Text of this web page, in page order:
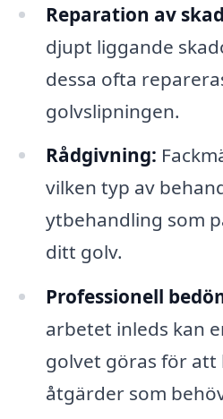
Reparation av
djupt liggande
dessa ofta
golvslipningen.
Rådgivning:
vilken typ av
ytbehandling som
ditt golv.
Professionell
arbetet inleds kan
golvet göras för att
åtgärder som